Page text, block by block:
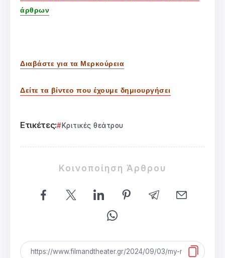
άρθρων
Διαβάστε για τα Μερκούρεια
Δείτε τα βίντεο που έχουμε δημιουργήσει
Ετικέτες: Κριτικές θεάτρου
Κοινοποίηση Άρθρου